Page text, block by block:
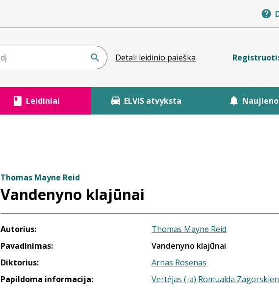
Detali leidinio paieška
Leidiniai ELVIS atvyksta
Thomas Mayne Reid
Vandenyno klajūnai
Autorius:
Thomas Mayne Reid
Pavadinimas:
Vandenyno klajūnai
Diktorius:
Arnas Rosenas
Papildoma informacija:
Vertėjas (-a) Romualda